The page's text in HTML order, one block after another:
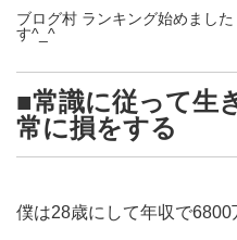
ブログ村 ランキング始めまし
す^_^
■常識に従って生
常に損をする
僕は28歳にして年収で6800